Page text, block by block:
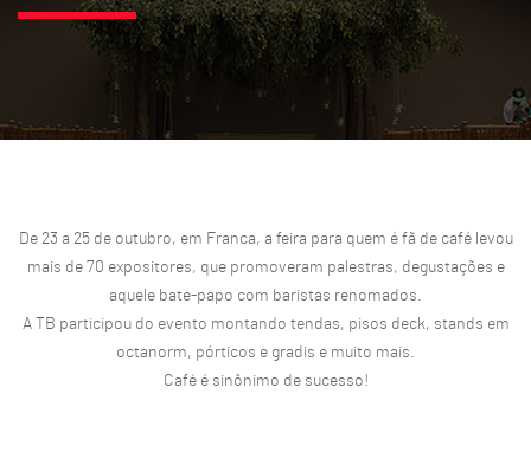
De 23 a 25 de outubro, em Franca, a feira para quem é fã de café levou
mais de 70 expositores, que promoveram palestras, degustações e
aquele bate-papo com baristas renomados.
A TB participou do evento montando tendas, pisos deck, stands em
octanorm, pórticos e gradis e muito mais.
Café é sinônimo de sucesso!